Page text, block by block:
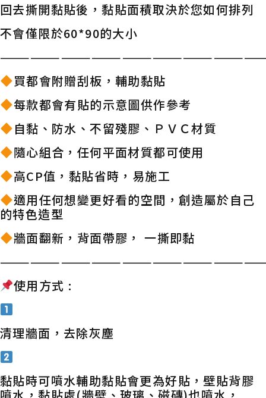
回去撕開黏貼後，黏貼面積取決於您如何排列
不會僅限於60*90的大小
買都會附贈刮板，輔助黏貼
每款都會有貼的示意圖供作參考
自黏、防水、不留殘膠、ＰＶＣ材質
隨心組合，任何平面材質都可使用
高CP值，黏貼省時，易施工
適用任何想變更好看的空間，創造屬於自己
的特色造型
牆面翻新，背面帶膠， 一撕即黏
使用方式 :
清理牆面，去除灰塵
黏貼時可噴水輔助黏貼會更為好貼，壁貼背膠